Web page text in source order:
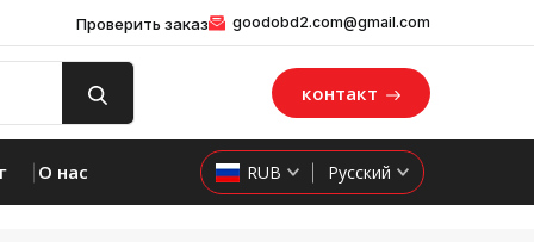
Проверить заказ goodobd2.com@gmail.com
контакт
О нас RUB Русский